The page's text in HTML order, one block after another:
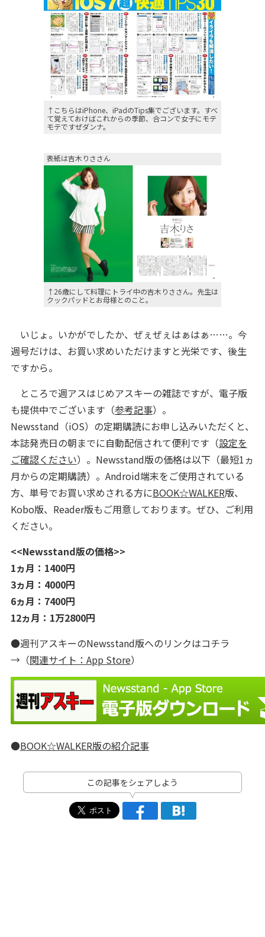
↑こちらはiPhone、iPadのTips集でございます。すべ
て覚えておけばこれからの季節、合コンで女子にモテ
モテですぜダンナ。
表紙は吉木りささん
↑26歳にして料理にトライ中の吉木りささん。先生は
クックパッドとお母様とのこと。
いじょ。いかがでしたか、ぜぇぜぇはぁはぁ……。今
週号だけは、お買い求めいただけますと光栄です、後生
ですから。
ところで週アスはじめアスキーの雑誌ですが、電子版
も提供中でございます（参考記事）。
Newsstand（iOS）の定期購読にお申し込みいただくと、
本誌発売日の朝までに自動配信されて便利です（設定を
ご確認ください）。Newsstand版の価格は以下（最短1ヵ
月からの定期購読）。 Android端末をご使用されている
方、単号でお買い求めされる方にBOOK☆WALKER版、
Kobo版、Reader版も ご用意しております。ぜひ、ご利用
ください。
<<Newsstand版の価格>>
1ヵ月：1400円
3ヵ月：4000円
6ヵ月：7400円
12ヵ月：1万2800円
●週刊アスキーのNewsstand版へのリンクはコチラ
→（関連サイト：App Store）
●BOOK☆WALKER版の紹介記事
この記事をシェアしよう